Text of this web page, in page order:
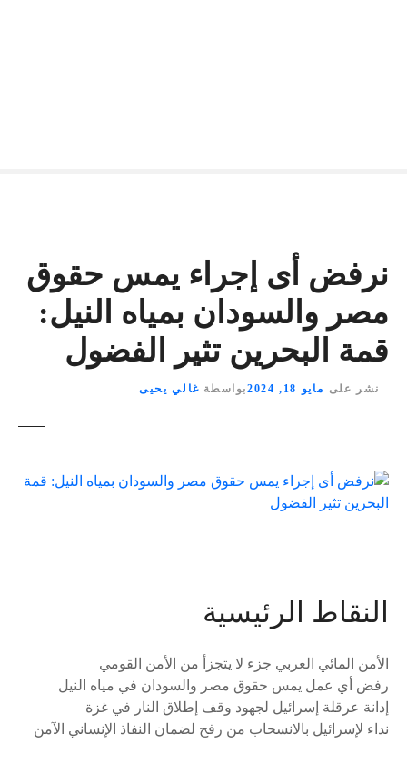
نرفض أى إجراء يمس حقوق
مصر والسودان بمياه النيل:
قمة البحرين تثير الفضول
نشر على مايو 18, 2024 بواسطة غالي يحيى
النقاط الرئيسية
الأمن المائي العربي جزء لا يتجزأ من الأمن القومي
رفض أي عمل يمس حقوق مصر والسودان في مياه النيل
إدانة عرقلة إسرائيل لجهود وقف إطلاق النار في غزة
نداء لإسرائيل بالانسحاب من رفح لضمان النفاذ الإنساني الآمن